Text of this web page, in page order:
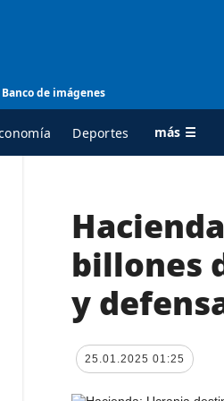
Banco de imágenes
Deportes más ☰
LAS
de
billones
y
25.01.2025 01:25